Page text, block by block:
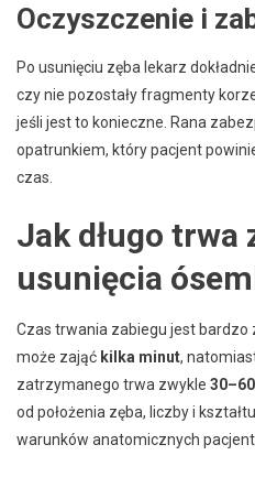
Oczyszczenie i
Po usunięciu zęba lekarz
czy nie pozostały fragmenty
jeśli jest to konieczne. Rana
opatrunkiem, który pacjent
czas.
Jak długo trwa
usunięcia
Czas trwania zabiegu jest
może zająć kilka minut,
zatrzymanego trwa zwykle
od położenia zęba, liczby i
warunków anatomicznych